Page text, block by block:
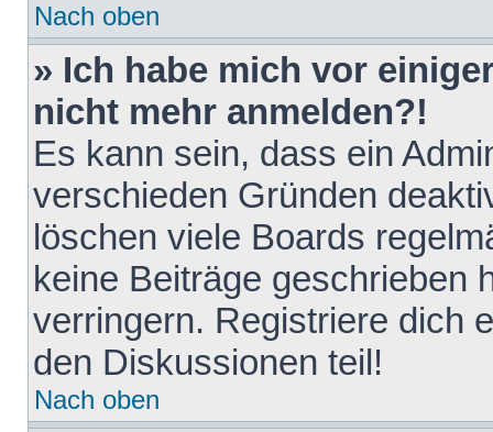
Nach oben
» Ich habe mich vor
nicht mehr anmelden?!
Es kann sein, dass ein
verschieden Gründen
löschen viele Boards
keine Beiträge geschrieben
verringern. Registriere dich
den Diskussionen teil!
Nach oben